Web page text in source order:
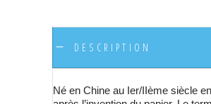
DESCRIPTION
Né en Chine au Ier/IIème siècle